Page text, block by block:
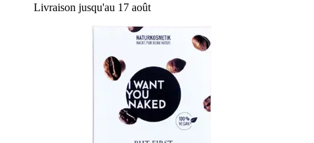
Livraison jusqu'au 17 août